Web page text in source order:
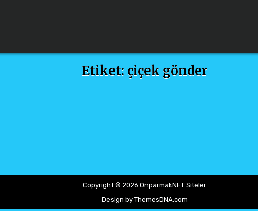
Etiket: çiçek gönder
Copyright © 2026 OnparmakNET Siteler
Design by ThemesDNA.com